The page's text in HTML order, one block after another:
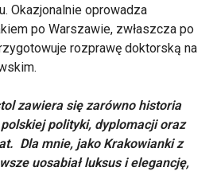
Okazjonalnie oprowadza
po Warszawie, zwłaszcza po
rozprawę doktorską na
zawiera się zarówno historia
polityki, dyplomacji oraz
Dla mnie, jako Krakowianki z
uosabiał luksus i elegancję,